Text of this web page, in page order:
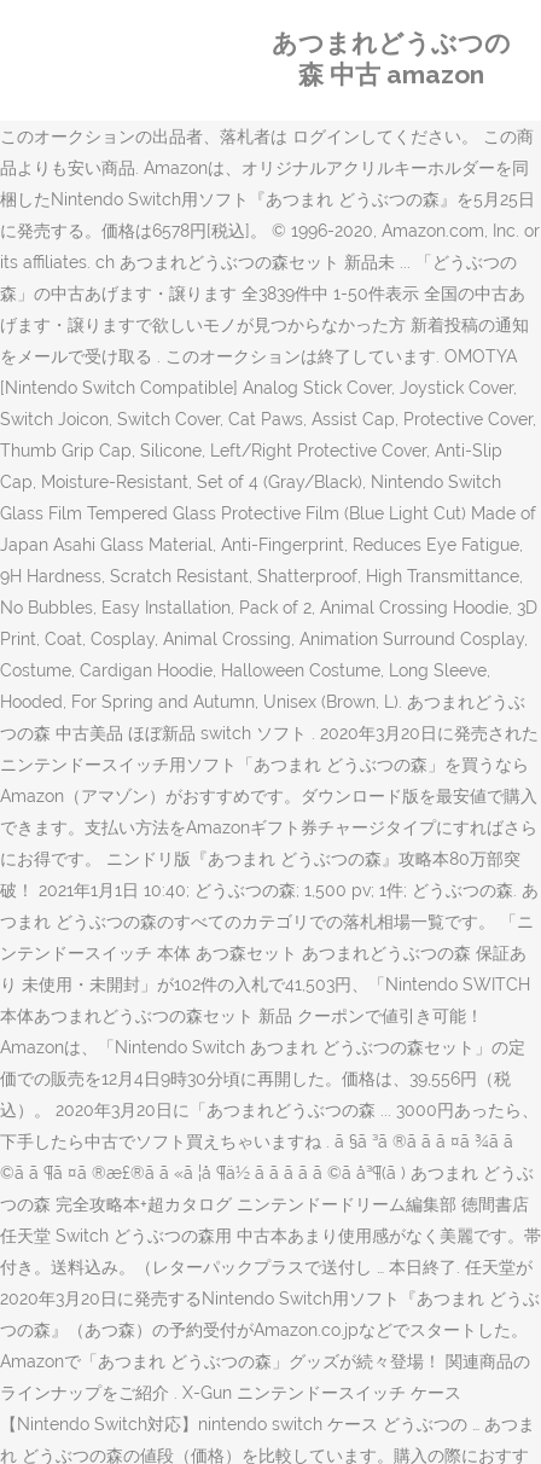
あつまれどうぶつの
森 中古 amazon
このオークションの出品者、落札者は ログインしてください。 この商
品よりも安い商品. Amazonは、オリジナルアクリルキーホルダーを同
梱したNintendo Switch用ソフト『あつまれ どうぶつの森』を5月25日
に発売する。価格は6578円[税込]。 © 1996-2020, Amazon.com, Inc. or
its affiliates. ch あつまれどうぶつの森セット 新品未 ... 「どうぶつの
森」の中古あげます・譲ります 全3839件中 1-50件表示 全国の中古あ
げます・譲りますで欲しいモノが見つからなかった方 新着投稿の通知
をメールで受け取る . このオークションは終了しています. OMOTYA
[Nintendo Switch Compatible] Analog Stick Cover, Joystick Cover,
Switch Joicon, Switch Cover, Cat Paws, Assist Cap, Protective Cover,
Thumb Grip Cap, Silicone, Left/Right Protective Cover, Anti-Slip
Cap, Moisture-Resistant, Set of 4 (Gray/Black), Nintendo Switch
Glass Film Tempered Glass Protective Film (Blue Light Cut) Made of
Japan Asahi Glass Material, Anti-Fingerprint, Reduces Eye Fatigue,
9H Hardness, Scratch Resistant, Shatterproof, High Transmittance,
No Bubbles, Easy Installation, Pack of 2, Animal Crossing Hoodie, 3D
Print, Coat, Cosplay, Animal Crossing, Animation Surround Cosplay,
Costume, Cardigan Hoodie, Halloween Costume, Long Sleeve,
Hooded, For Spring and Autumn, Unisex (Brown, L). あつまれどうぶ
つの森 中古美品 ほぼ新品 switch ソフト . 2020年3月20日に発売された
ニンテンドースイッチ用ソフト「あつまれ どうぶつの森」を買うなら
Amazon（アマゾン）がおすすめです。ダウンロード版を最安値で購入
できます。支払い方法をAmazonギフト券チャージタイプにすればさら
にお得です。 ニンドリ版『あつまれ どうぶつの森』攻略本80万部突
破！ 2021年1月1日 10:40; どうぶつの森; 1,500 pv; 1件; どうぶつの森. あ
つまれ どうぶつの森のすべてのカテゴリでの落札相場一覧です。 「ニ
ンテンドースイッチ 本体 あつ森セット あつまれどうぶつの森 保証あ
り 未使用・未開封」が102件の入札で41,503円、「Nintendo SWITCH
本体あつまれどうぶつの森セット 新品 クーポンで値引き可能！
Amazonは、「Nintendo Switch あつまれ どうぶつの森セット」の定
価での販売を12月4日9時30分頃に再開した。価格は、39,556円（税
込）。 2020年3月20日に「あつまれどうぶつの森 ... 3000円あったら、
下手したら中古でソフト買えちゃいますね . ã §ã ³ã ®ã ã ã ¤ã ¾ã ã
©ã ã ¶ã ¤ã ®æ£®ã ã «ã ¦å ¶ä½ ã ã ã ã ã ©ã å³¶(ã ) あつまれ どうぶ
つの森 完全攻略本+超カタログ ニンテンドードリーム編集部 徳間書店
任天堂 Switch どうぶつの森用 中古本あまり使用感がなく美麗です。帯
付き。送料込み。（レターパックプラスで送付し … 本日終了. 任天堂が
2020年3月20日に発売するNintendo Switch用ソフト『あつまれ どうぶ
つの森』（あつ森）の予約受付がAmazon.co.jpなどでスタートした。
Amazonで「あつまれ どうぶつの森」グッズが続々登場！ 関連商品の
ラインナップをご紹介 . X-Gun ニンテンドースイッチ ケース
【Nintendo Switch対応】nintendo switch ケース どうぶつの … あつま
れ どうぶつの森の値段（価格）を比較しています。購入の際におすす